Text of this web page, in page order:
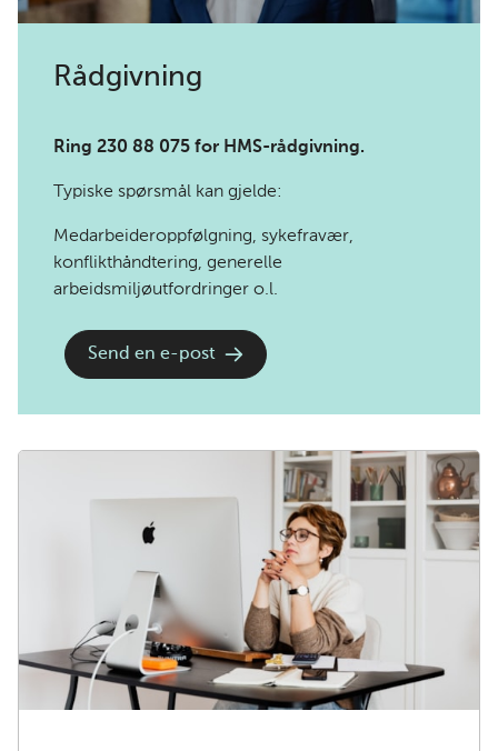
Rådgivning
Ring 230 88 075 for HMS-rådgivning.
Typiske spørsmål kan gjelde:
Medarbeideroppfølgning, sykefravær,
konflikthåndtering, generelle
arbeidsmiljøutfordringer o.l.
Send en e-post